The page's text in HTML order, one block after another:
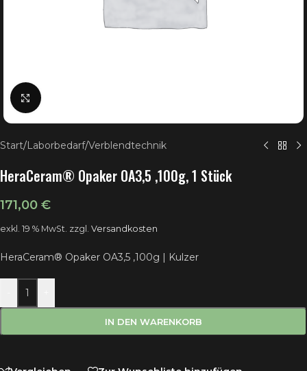
Klick zum Vergrößern
Start/Laborbedarf/Verblendtechnik
HeraCeram® Opaker OA3,5 ,100g, 1 Stück
171,00 €
exkl. 19 % MwSt. zzgl. Versandkosten
HeraCeram® Opaker OA3,5 ,100g | Kulzer
IN DEN WARENKORB